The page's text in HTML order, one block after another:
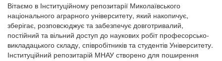
Вітаємо в Інституційному репозитарії Миколаївського
національного аграрного університету, який накопичує,
зберігає, розповсюджує та забезпечує довготривалий,
постійний та вільний доступ до наукових робіт професорсько-
викладацького складу, співробітників та студентів Університету.
Інституційний репозитарій МНАУ створено для поширення